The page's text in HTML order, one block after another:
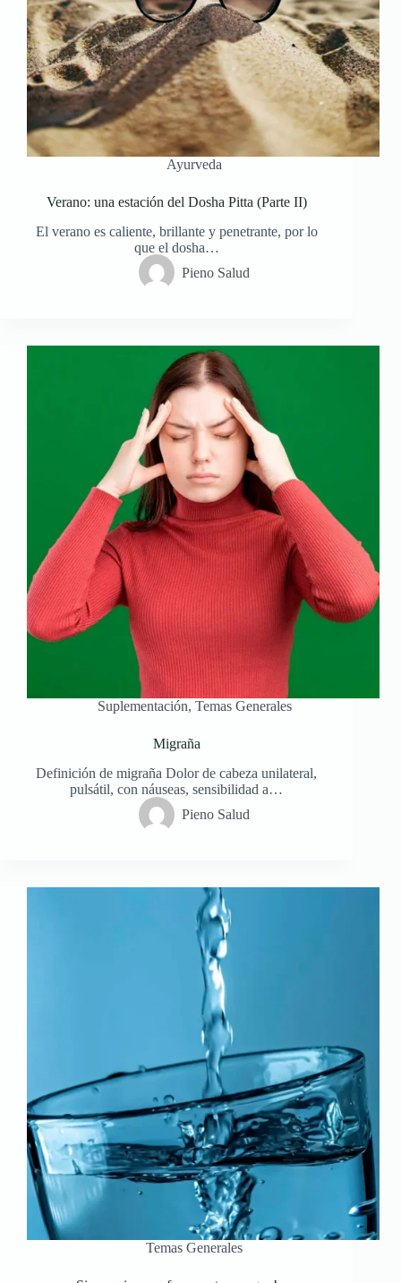
Ayurveda
Verano: una estación del Dosha Pitta (Parte II)
El verano es caliente, brillante y penetrante, por lo
que el dosha…
Pieno Salud
Suplementación, Temas Generales
Migraña
Definición de migraña Dolor de cabeza unilateral,
pulsátil, con náuseas, sensibilidad a…
Pieno Salud
Temas Generales